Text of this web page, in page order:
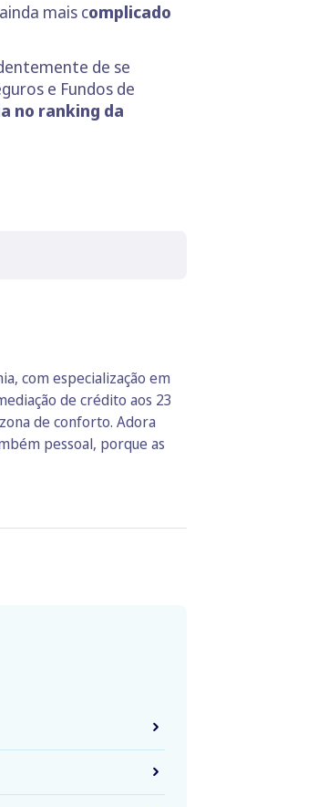
mais complicado
de se
e Fundos de
no ranking da
com especialização em
de crédito aos 23
de conforto. Adora
pessoal, porque as